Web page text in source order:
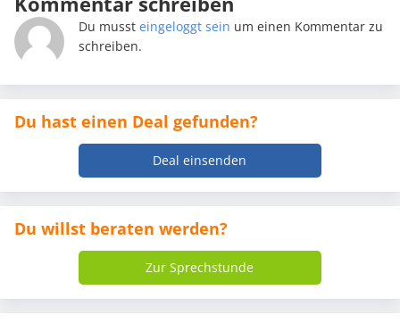
Du musst eingeloggt sein um einen Kommentar zu
schreiben.
Du hast einen Deal gefunden?
Deal einsenden
Du willst beraten werden?
Zur Sprechstunde